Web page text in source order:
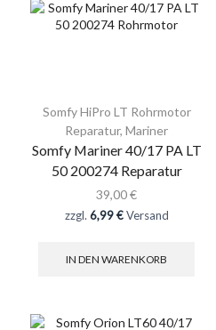
Somfy HiPro LT Rohrmotor
Reparatur, Mariner
Somfy Mariner 40/17 PA LT
50 200274 Reparatur
39,00€
zzgl. 6,99 €Versand
IN DEN WARENKORB